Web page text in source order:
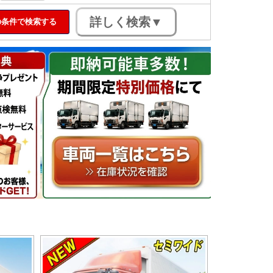
件で検索する